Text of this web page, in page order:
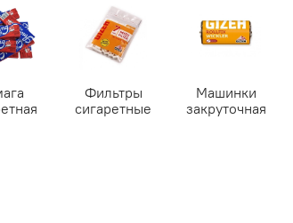
Фильтры
сигаретные
Машинки
закруточная